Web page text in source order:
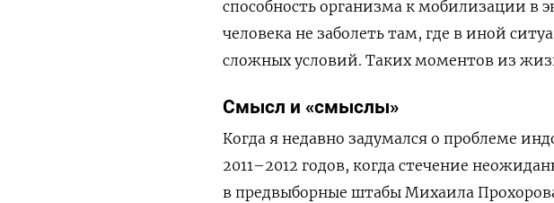
способность организма к мобилизации в
человека не заболеть там, где в иной
сложных условий. Таких моментов из
Смысл и «смыслы»
Когда я недавно задумался о проблеме
2011–2012 годов, когда стечение
в предвыборные штабы Михаила